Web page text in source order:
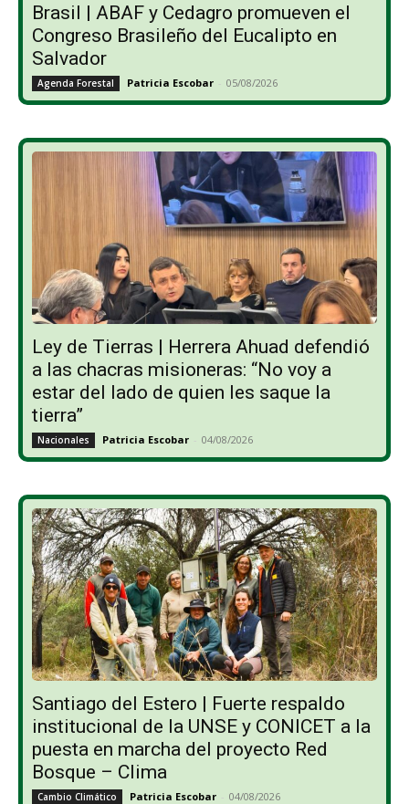
Brasil | ABAF y Cedagro promueven el
Congreso Brasileño del Eucalipto en
Salvador
Agenda Forestal Patricia Escobar - 05/08/2026
Ley de Tierras | Herrera Ahuad defendió
a las chacras misioneras: “No voy a
estar del lado de quien les saque la
tierra”
Nacionales Patricia Escobar - 04/08/2026
Santiago del Estero | Fuerte respaldo
institucional de la UNSE y CONICET a la
puesta en marcha del proyecto Red
Bosque – Clima
Cambio Climático Patricia Escobar - 04/08/2026